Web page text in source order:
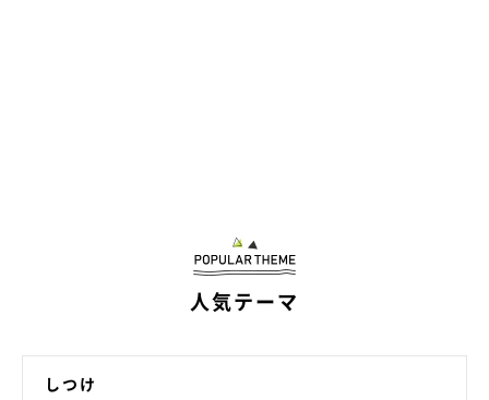
人気テーマ
しつけ